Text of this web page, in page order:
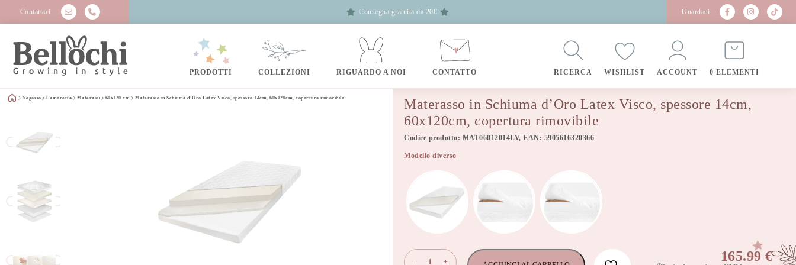
Contattaci Consegna gratuita da 20€ Guardaci
PRODOTTI COLLEZIONI RIGUARDO A NOI CONTATTO RICERCA WISHLIST ACCOUNT 0 ELEMENTI
Negozio Cameretta Materassi 60x120 cm Materasso in Schiuma d’Oro Latex Visco, spessore 14cm, 60x120cm, copertura rimovibile
Materasso in Schiuma d’Oro Latex Visco, spessore 14cm,
60x120cm, copertura rimovibile
Codice prodotto: MAT06012014LV, EAN: 5905616320366
Modello diverso
-
Materasso
+ 165.99€